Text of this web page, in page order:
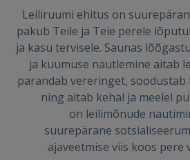
Leiliruumi ehitus on
pakub Teile ja Teie perele
ja kasu tervisele. Saunas
ja kuumuse nautlemine aitab
parandab vereringet,
ning aitab kehal ja meelel
on leilimõnude
suurepärane
ajaveetmise viis koos pere